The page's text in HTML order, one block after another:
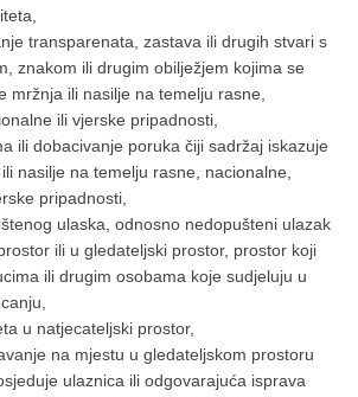
transparenata, zastava ili drugih stvari s
znakom ili drugim obilježjem kojima se
mržnja ili nasilje na temelju rasne,
ili vjerske pripadnosti,
ili dobacivanje poruka čiji sadržaj iskazuje
nasilje na temelju rasne, nacionalne,
pripadnosti,
ulaska, odnosno nedopušteni ulazak
ili u gledateljski prostor, prostor koji
ili drugim osobama koje sudjeluju u
u natjecateljski prostor,
na mjestu u gledateljskom prostoru
ulaznica ili odgovarajuća isprava